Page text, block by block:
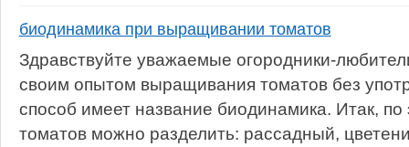
биодинамика при выращивании томатов
Здравствуйте уважаемые огородники-
своим опытом выращивания томатов без
способ имеет название биодинамика. Итак,
томатов можно разделить: рассадный,